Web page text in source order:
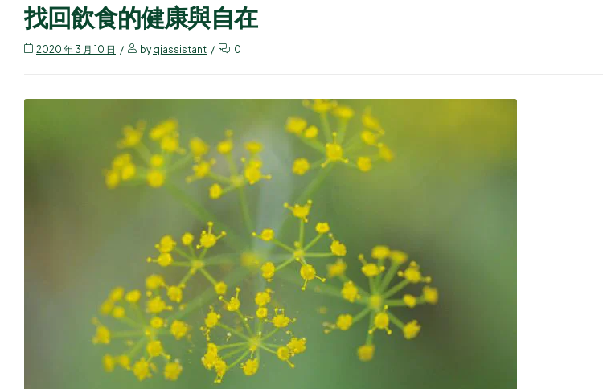
找回飲食的健康與自在
2020 年 3 月 10 日 byqjassistant 0